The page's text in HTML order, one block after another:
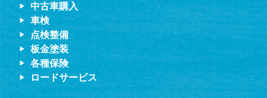
中古車購入
車検
点検整備
板金塗装
各種保険
ロードサービス